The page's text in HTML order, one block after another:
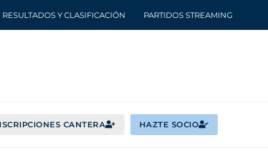
RESULTADOS Y CLASIFICACIÓN PARTIDOS STREAMING
CANTERA HAZTE SOCIO